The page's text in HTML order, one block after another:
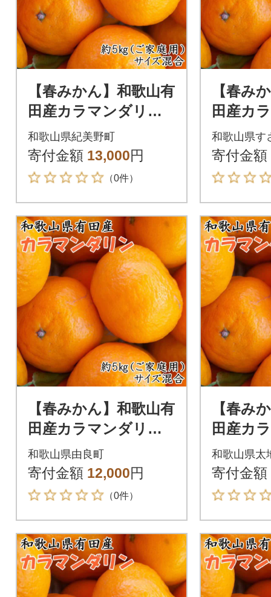
【春みかん】和歌山有
田産カラマンダリン
約5kg(サイズ混合
ご家庭用)(紀美野町)
和歌山県紀美野町
寄付金額 13,000円
（0件）
【春み
田産カ
約5kg(
ご家庭
和歌山県す
寄付金額
【春みかん】和歌山有
田産カラマンダリン
約5kg(サイズ混合
ご家庭用)(由良町)
和歌山県由良町
寄付金額 12,000円
（0件）
【春み
田産カ
約5kg(
ご家庭
o】
和歌山県太
寄付金額